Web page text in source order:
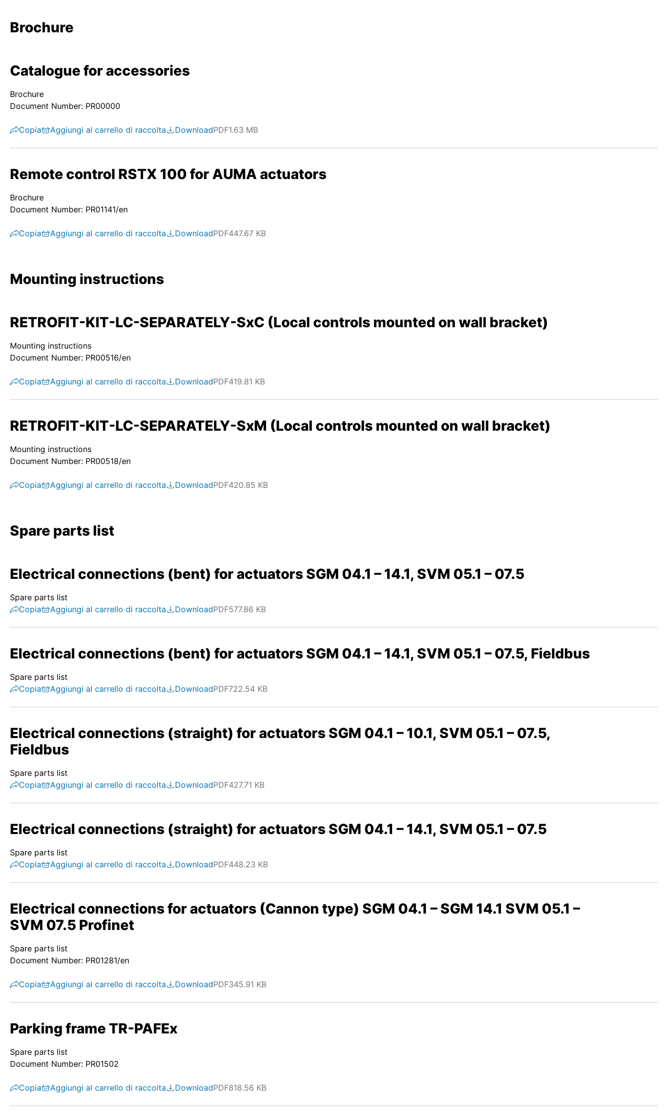
Brochure
Catalogue for accessories
Brochure
Document Number: PR00000
Copia Aggiungi al carrello di raccolta DownloadPDF1.63 MB
Remote control RSTX 100 for AUMA actuators
Brochure
Document Number: PR01141/en
Copia Aggiungi al carrello di raccolta DownloadPDF447.67 KB
Mounting instructions
RETROFIT-KIT-LC-SEPARATELY-SxC (Local controls mounted on wall bracket)
Mounting instructions
Document Number: PR00516/en
Copia Aggiungi al carrello di raccolta DownloadPDF419.81 KB
RETROFIT-KIT-LC-SEPARATELY-SxM (Local controls mounted on wall bracket)
Mounting instructions
Document Number: PR00518/en
Copia Aggiungi al carrello di raccolta DownloadPDF420.85 KB
Spare parts list
Electrical connections (bent) for actuators SGM 04.1 – 14.1, SVM 05.1 – 07.5
Spare parts list
Copia
Aggiungi al carrello di raccolta DownloadPDF577.86 KB
Electrical connections (bent) for actuators SGM 04.1 – 14.1, SVM 05.1 – 07.5, Fieldbus
Spare parts list
Copia
Aggiungi al carrello di raccolta DownloadPDF722.54 KB
Electrical connections (straight) for actuators SGM 04.1 – 10.1, SVM 05.1 – 07.5,
Fieldbus
Spare parts list
Copia
Aggiungi al carrello di raccolta DownloadPDF427.71 KB
Electrical connections (straight) for actuators SGM 04.1 – 14.1, SVM 05.1 – 07.5
Spare parts list
Copia
Aggiungi al carrello di raccolta DownloadPDF448.23 KB
Electrical connections for actuators (Cannon type) SGM 04.1 – SGM 14.1 SVM 05.1 –
SVM 07.5 Profinet
Spare parts list
Document Number: PR01281/en
Copia Aggiungi al carrello di raccolta DownloadPDF345.91 KB
Parking frame TR-PAFEx
Spare parts list
Document Number: PR01502
Copia Aggiungi al carrello di raccolta DownloadPDF818.56 KB